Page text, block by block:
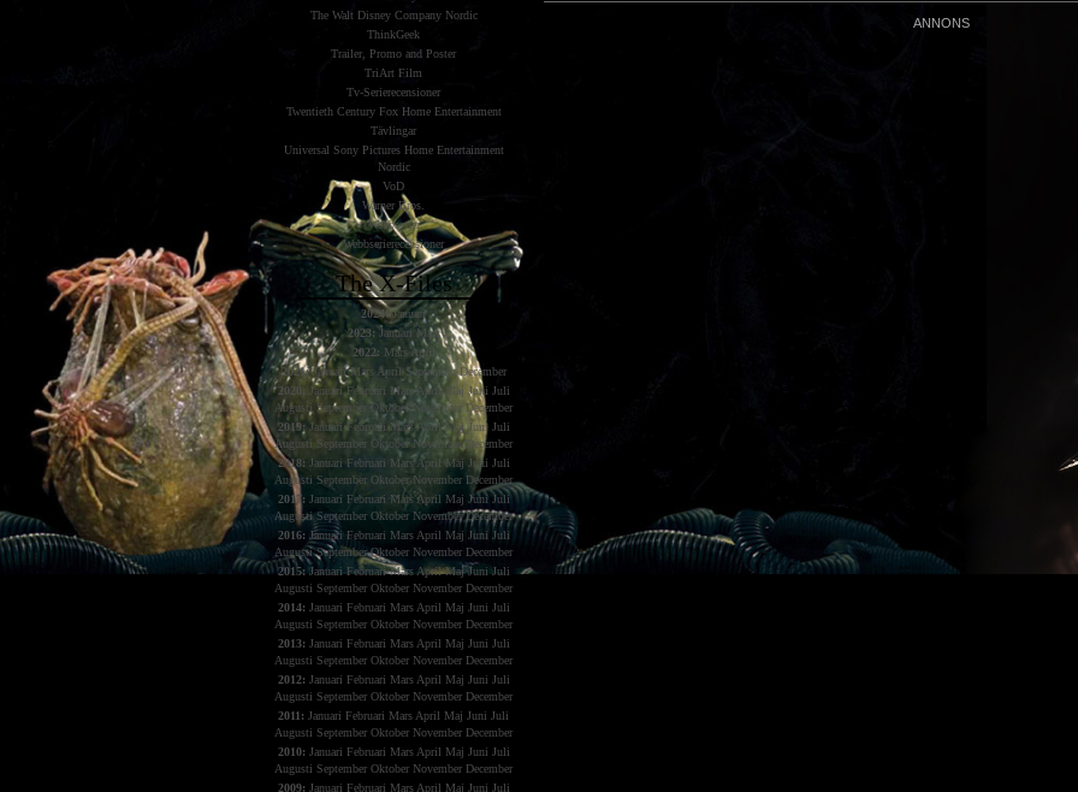
The Walt Disney Company Nordic
ThinkGeek
Trailer, Promo and Poster
TriArt Film
Tv-Serierecensioner
Twentieth Century Fox Home Entertainment
Tävlingar
Universal Sony Pictures Home Entertainment
Nordic
VoD
Warner Bros.
Webbserier
Webbserierecensioner
The X-Files
2024: Januari
2023: Januari Mars
2022: Mars April
2021: Januari Mars April September December
2020: Januari Februari MarsApril Maj Juni Juli
Augusti September Oktober November
December
2019: Januari Februari Mars April Maj Juni Juli
Augusti September Oktober November
December
2018: Januari Februari Mars April Maj Juni Juli
Augusti September Oktober November December
2017: Januari Februari MarsApril Maj Juni Juli
Augusti September Oktober November December
2016: Januari Februari Mars April Maj Juni Juli
Augusti September Oktober November December
2015: Januari Februari Mars April Maj Juni Juli
Augusti September Oktober November December
2014: Januari Februari Mars April Maj Juni Juli
Augusti September Oktober November December
2013: Januari Februari Mars April Maj Juni Juli
Augusti September Oktober November December
2012: Januari Februari Mars April Maj Juni Juli
Augusti September Oktober November December
2011: Januari Februari Mars April Maj Juni Juli
Augusti September Oktober November December
2010: Januari Februari Mars April Maj Juni Juli
Augusti September Oktober November December
2009: Januari Februari Mars April Maj Juni Juli